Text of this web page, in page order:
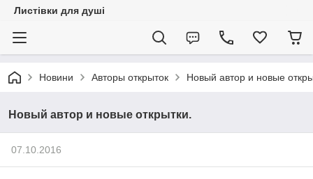
Листівки для душі
Новини Авторы открыток Новый автор и новые
Новый автор и новые открытки.
07.10.2016